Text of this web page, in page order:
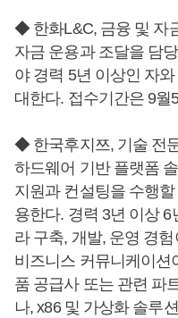
◆ 한화L&C, 금융 및 자
자금 운용과 조달을 담
야 경력 5년 이상인 자
대한다. 접수기간은 9월
◆ 한국후지쯔, 기술 전
하드웨어 기반 플랫폼
지원과 컨설팅을 수행
용한다. 경력 3년 이상
라 구축, 개발, 운영 경
비즈니스 커뮤니케이션
품 공급사 또는 관련 파
나, x86 및 가상화 솔루